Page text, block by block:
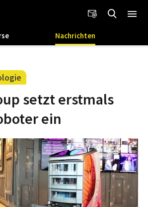
Nachrichten
setzt erstmals
ein